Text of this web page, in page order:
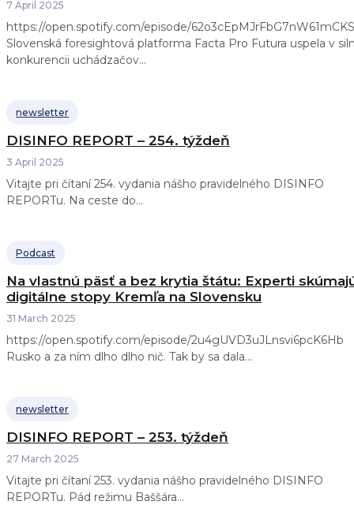
7 April 2025
https://open.spotify.com/episode/62o3cEpMJrFbG7nW61mCKS
Slovenská foresightová platforma Facta Pro Futura uspela v
konkurencii uchádzačov...
newsletter
DISINFO REPORT – 254. týždeň
3 April 2025
Vitajte pri čítaní 254. vydania nášho pravidelného DISINFO
REPORTu. Na ceste do...
Podcast
Na vlastnú päsť a bez krytia štátu: Experti
digitálne stopy Kremľa na Slovensku
31 March 2025
https://open.spotify.com/episode/2u4gUVD3uJLnsvi6pcK6Hb
Rusko a za ním dlho dlho nič. Tak by sa dala...
newsletter
DISINFO REPORT – 253. týždeň
27 March 2025
Vitajte pri čítaní 253. vydania nášho pravidelného DISINFO
REPORTu. Pád režimu Baššára...